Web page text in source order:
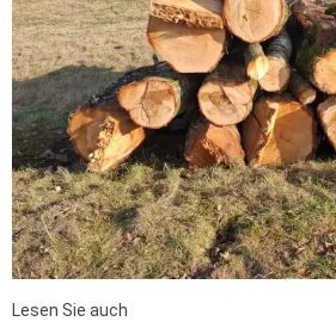
Lesen Sie auch